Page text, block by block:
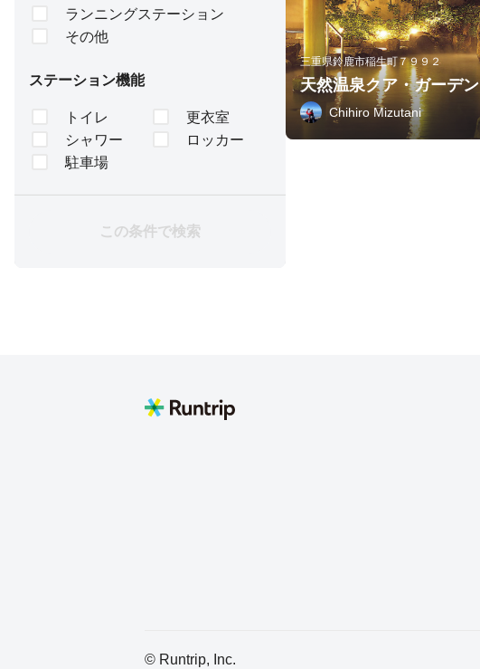
ランニングステーション
その他
ステーション機能
トイレ
更衣室
シャワー
ロッカー
駐車場
この条件で検索
三重県鈴鹿市稲生町７９９２
天然温泉クア・ガーデン
Chihiro Mizutani
© Runtrip, Inc.